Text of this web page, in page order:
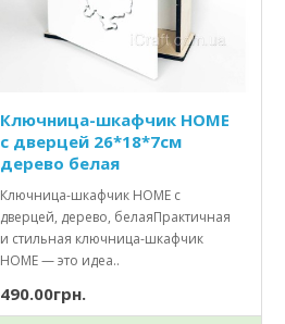
Ключница-шкафчик HOME
c дверцей 26*18*7см
дерево белая
Ключница-шкафчик HOME с
дверцей, дерево, белаяПрактичная
и стильная ключница-шкафчик
HOME — это идеа..
490.00грн.